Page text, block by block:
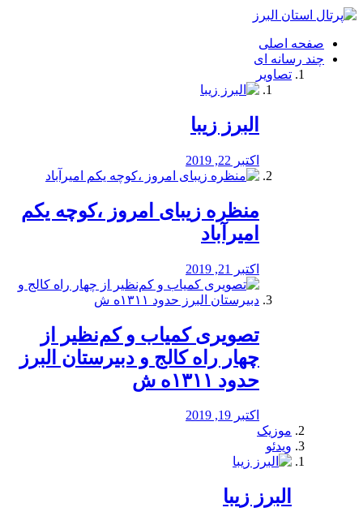
فصد
شرق
تهران
خشکشویی
صفحه اصلی
چند رسانه ای
تصاویر
البرز زیبا
اکتبر 22, 2019
منظره‌‌ زیبای امروز ،کوچه یکم
امیرآباد
اکتبر 21, 2019
️تصویری کمیاب و کم‌نظیر از
چهار راه كالج و دبيرستان البرز
حدود ۱۳۱۱ه ش
اکتبر 19, 2019
موزیک
ویدئو
البرز زیبا